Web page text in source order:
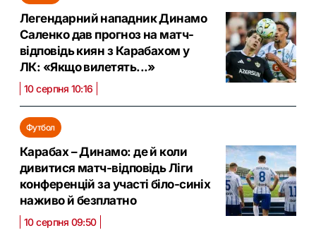
Легендарний нападник Динамо
Саленко дав прогноз на матч-
відповідь киян з Карабахом у
ЛК: «Якщо вилетять...»
10 серпня 10:16
Футбол
Карабах – Динамо: де й коли
дивитися матч-відповідь Ліги
конференцій за участі біло-синіх
наживо й безплатно
10 серпня 09:50